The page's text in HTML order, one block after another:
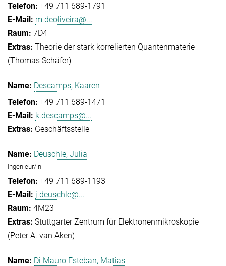
+49 711 689-1791
m.deoliveira@...
7D4
Theorie der stark korrelierten Quantenmaterie
(Thomas Schäfer)
Descamps, Kaaren
+49 711 689-1471
k.descamps@...
Geschäftsstelle
Deuschle, Julia
Ingenieur/in
+49 711 689-1193
j.deuschle@...
4M23
Stuttgarter Zentrum für Elektronenmikroskopie
(Peter A. van Aken)
Di Mauro Esteban, Matias